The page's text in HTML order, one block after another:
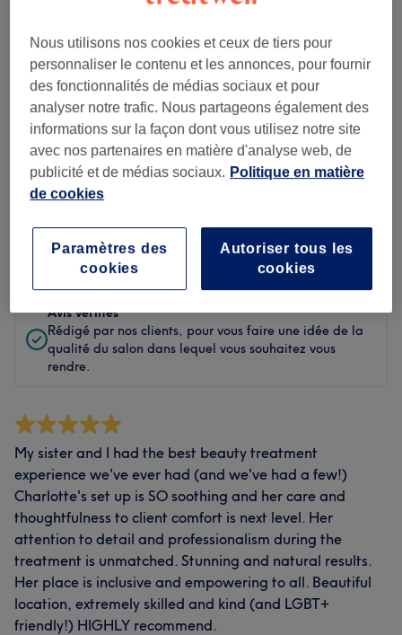
Personnel
Filtrer les avis
Soin de
Évaluation Filtrer par évaluation
Avis vérifiés
Rédigé par nos clients, pour vous faire une idée de la
qualité du salon dans lequel vous souhaitez vous
rendre.
My sister and I had the best beauty treatment
experience we've ever had (and we've had a few!)
Charlotte's set up is SO soothing and her care and
thoughtfulness to client comfort is next level. Her
attention to detail and professionalism during the
treatment is unmatched. Stunning and natural results.
Her place is inclusive and empowering to all. Beautiful
location, extremely skilled and kind (and LGBT+
friendly!) HIGHLY recommend.
Nous utilisons nos cookies et ceux de tiers pour
personnaliser le contenu et les annonces, pour fournir
des fonctionnalités de médias sociaux et pour
analyser notre trafic. Nous partageons également des
informations sur la façon dont vous utilisez notre site
avec nos partenaires en matière d'analyse web, de
publicité et de médias sociaux. Politique en matière
de cookies
Autoriser tous les
cookies
Paramètres des
cookies